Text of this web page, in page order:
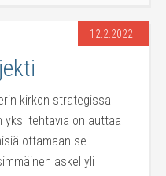
12.2.2022
kirkon strategissa
yksi tehtäviä on auttaa
ottamaan se
askel yli